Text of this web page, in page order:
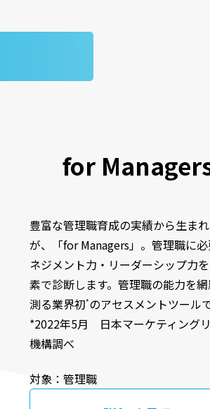
for
豊富な管理職育成の実績から生ま
が、「for Managers」。管理職に
ネジメント力・リーダーシップ力
素で診断します。管理職の能力を
測る業界初*のアセスメントツールで
*2022年5月 日本マーケティング
機構調べ
対象：管理職